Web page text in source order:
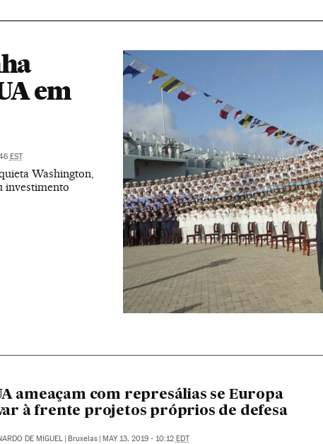
em
EST
Washington,
investimento
ameaçam com represálias se Europa
à frente projetos próprios de defesa
DE MIGUEL | Bruxelas | MAY 13, 2019 - 10:12 EDT